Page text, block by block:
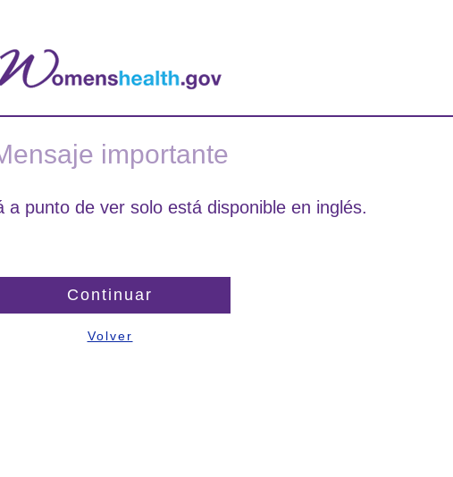
importante
a punto de ver solo está disponible en inglés.
Continuar
Volver